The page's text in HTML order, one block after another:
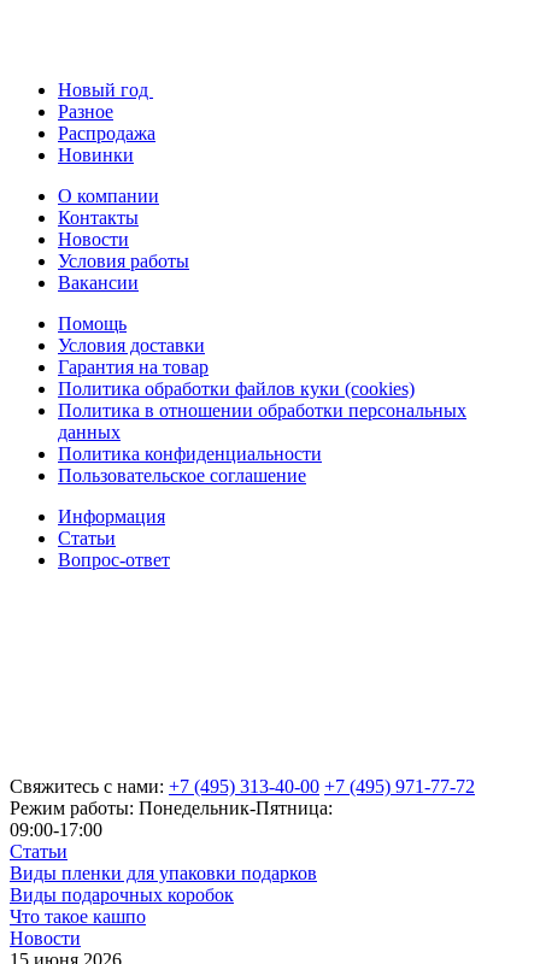
Новый год
Разное
Распродажа
Новинки
О компании
Контакты
Новости
Условия работы
Вакансии
Помощь
Условия доставки
Гарантия на товар
Политика обработки файлов куки (cookies)
Политика в отношении обработки персональных
данных
Политика конфиденциальности
Пользовательское соглашение
Информация
Статьи
Вопрос-ответ
Свяжитесь с нами: +7 (495) 313-40-00 +7 (495) 971-77-72
Режим работы: Понедельник-Пятница:
09:00-17:00
Статьи
Виды пленки для упаковки подарков
Виды подарочных коробок
Что такое кашпо
Новости
15 июня 2026